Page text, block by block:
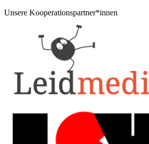
Unsere Kooperationspartner*innen